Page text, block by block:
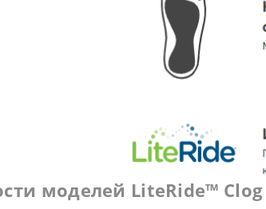
моделей LiteRide™ Clog